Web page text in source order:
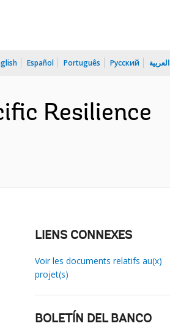
Español Português Русский العربية
Resilience
LIENS CONNEXES
Voir les documents relatifs au(x)
projet(s)
BOLETÍN DEL BANCO